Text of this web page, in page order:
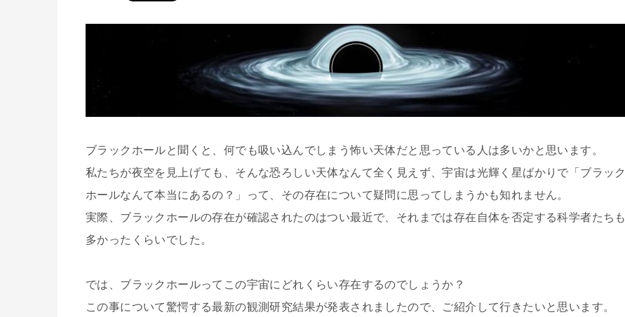
ブラックホールと聞くと、何でも吸い込んでしまう怖い天体だと思っている人は多いかと思います。
私たちが夜空を見上げても、そんな恐ろしい天体なんて全く見えず、宇宙は光輝く星ばかりで「ブラック
ホールなんて本当にあるの？」って、その存在について疑問に思ってしまうかも知れません。
実際、ブラックホールの存在が確認されたのはつい最近で、それまでは存在自体を否定する科学者たちも
多かったくらいでした。
では、ブラックホールってこの宇宙にどれくらい存在するのでしょうか？
この事について驚愕する最新の観測研究結果が発表されましたので、ご紹介して行きたいと思います。